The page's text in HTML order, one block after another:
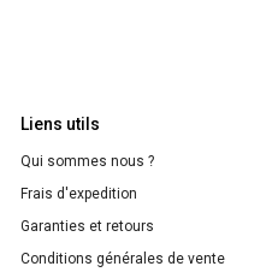
Liens utils
Qui sommes nous ?
Frais d'expedition
Garanties et retours
Conditions générales de vente